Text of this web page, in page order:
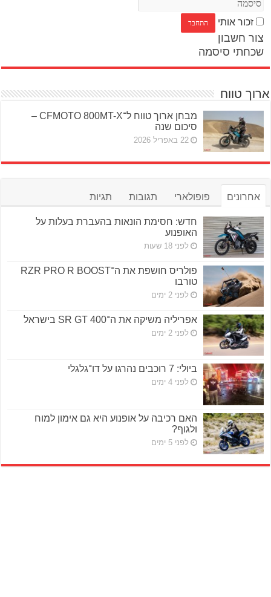
זכור אותי
צור חשבון
שכחתי סיסמה
ארוך טווח
מבחן ארוך טווח ל־CFMOTO 800MT-X –
סיכום שנה
22 באפריל 2026
אחרונים פופולארי תגובות תגיות
חדש: חסימת הונאות בהעברת בעלות על
האופנוע
לפני 18 שעות
פולריס חושפת את ה־RZR PRO R BOOST
טורבו
לפני 2 ימים
אפריליה משיקה את ה־SR GT 400 בישראל
לפני 2 ימים
ביולי: 7 רוכבים נהרגו על דו־גלגלי
לפני 4 ימים
האם רכיבה על אופנוע היא גם אימון למוח
ולגוף?
לפני 5 ימים